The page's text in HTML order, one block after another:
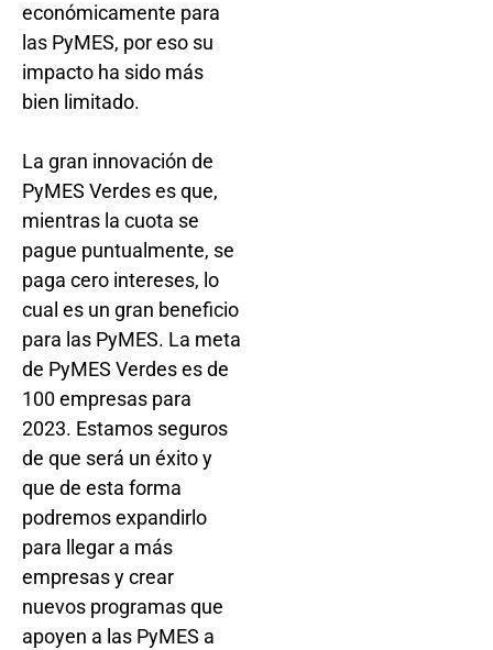
económicamente para
las PyMES, por eso su
impacto ha sido más
bien limitado.
La gran innovación de
PyMES Verdes es que,
mientras la cuota se
pague puntualmente, se
paga cero intereses, lo
cual es un gran beneficio
para las PyMES. La meta
de PyMES Verdes es de
100 empresas para
2023. Estamos seguros
de que será un éxito y
que de esta forma
podremos expandirlo
para llegar a más
empresas y crear
nuevos programas que
apoyen a las PyMES a